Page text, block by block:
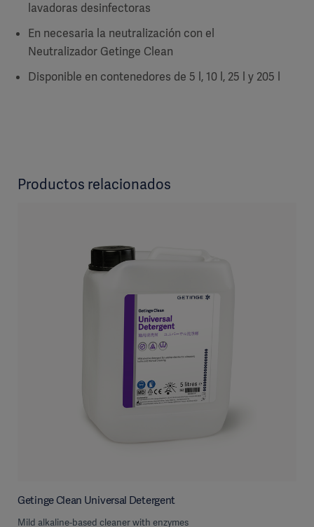
lavadoras desinfectoras
En necesaria la neutralización con el
Neutralizador Getinge Clean
Disponible en contenedores de 5 l, 10 l, 25 l y 205 l
Productos relacionados
Getinge Clean Universal Detergent
Mild alkaline-based cleaner with enzymes